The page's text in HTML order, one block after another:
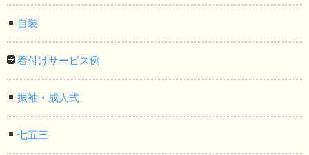
自装
着付けサービス例
振袖・成人式
七五三